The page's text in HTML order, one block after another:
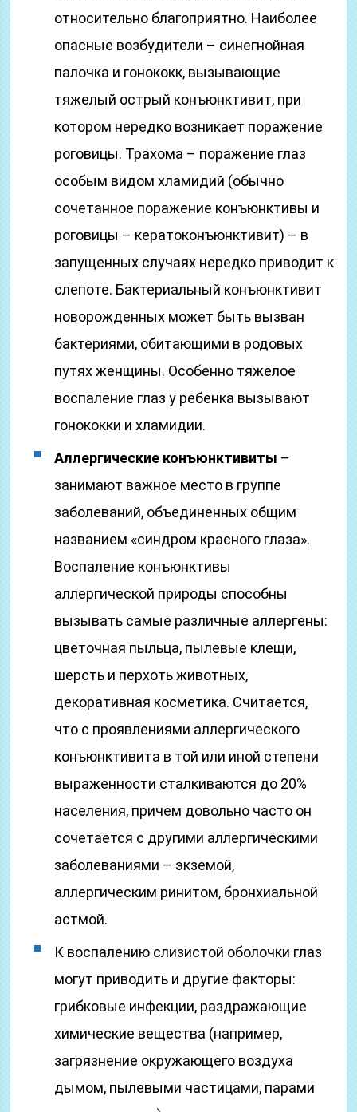
относительно благоприятно. Наиболее
опасные возбудители – синегнойная
палочка и гонококк, вызывающие
тяжелый острый конъюнктивит, при
котором нередко возникает поражение
роговицы. Трахома – поражение глаз
особым видом хламидий (обычно
сочетанное поражение конъюнктивы и
роговицы – кератоконъюнктивит) – в
запущенных случаях нередко приводит к
слепоте. Бактериальный конъюнктивит
новорожденных может быть вызван
бактериями, обитающими в родовых
путях женщины. Особенно тяжелое
воспаление глаз у ребенка вызывают
гонококки и хламидии.
Аллергические конъюнктивиты –
занимают важное место в группе
заболеваний, объединенных общим
названием «синдром красного глаза».
Воспаление конъюнктивы
аллергической природы способны
вызывать самые различные аллергены:
цветочная пыльца, пылевые клещи,
шерсть и перхоть животных,
декоративная косметика. Считается,
что с проявлениями аллергического
конъюнктивита в той или иной степени
выраженности сталкиваются до 20%
населения, причем довольно часто он
сочетается с другими аллергическими
заболеваниями – экземой,
аллергическим ринитом, бронхиальной
астмой.
К воспалению слизистой оболочки глаз
могут приводить и другие факторы:
грибковые инфекции, раздражающие
химические вещества (например,
загрязнение окружающего воздуха
дымом, пылевыми частицами, парами